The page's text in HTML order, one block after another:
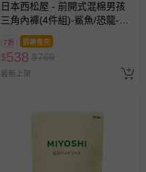
日本西松屋 - 前開式混棉男孩
三角內褲(4件組)-鯊魚/恐龍-藍
7折 即將售完
$538 $769
最新上架